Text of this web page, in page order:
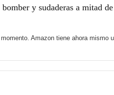
y sudaderas a mitad
Amazon tiene ahora mismo